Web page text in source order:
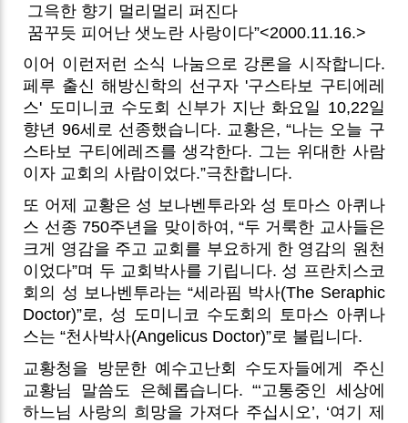
그윽한 향기 멀리멀리 퍼진다
꿈꾸듯 피어난 샛노란 사랑이다”<2000.11.16.>
이어 이런저런 소식 나눔으로 강론을 시작합니다.
페루 출신 해방신학의 선구자 '구스타보 구티에레
스' 도미니코 수도회 신부가 지난 화요일 10,22일
향년 96세로 선종했습니다. 교황은, “나는 오늘 구
스타보 구티에레즈를 생각한다. 그는 위대한 사람
이자 교회의 사람이었다.”극찬합니다.
또 어제 교황은 성 보나벤투라와 성 토마스 아퀴나
스 선종 750주년을 맞이하여, “두 거룩한 교사들은
크게 영감을 주고 교회를 부요하게 한 영감의 원천
이었다”며 두 교회박사를 기립니다. 성 프란치스코
회의 성 보나벤투라는 “세라핌 박사(The Seraphic
Doctor)”로, 성 도미니코 수도회의 토마스 아퀴나
스는 “천사박사(Angelicus Doctor)”로 불립니다.
교황청을 방문한 예수고난회 수도자들에게 주신
교황님 말씀도 은혜롭습니다. “‘고통중인 세상에
하느님 사랑의 희망을 가져다 주십시오’, ‘여기 제